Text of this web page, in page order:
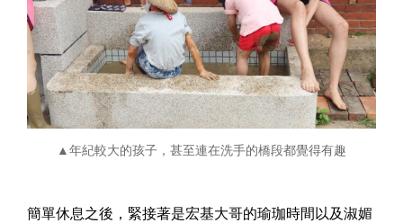
▲年紀較大的孩子，甚至連在洗手的橋段都覺得有趣
簡單休息之後，緊接著是宏基大哥的瑜珈時間以及淑媚